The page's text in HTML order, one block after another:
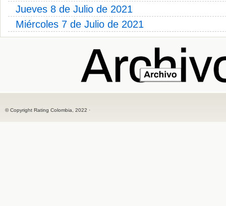
Jueves 8 de Julio de 2021
Miércoles 7 de Julio de 2021
© Copyright Rating Colombia, 2022 ·